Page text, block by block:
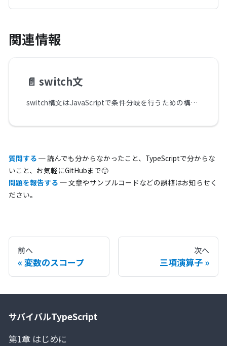
関連情報
📄️ switch文
switch構文はJavaScriptで条件分岐を行うための構文です。
質問する ─ 読んでも分からなかったこと、TypeScriptで分からな
いこと、お気軽にGitHubまで🙂
問題を報告する ─ 文章やサンプルコードなどの誤植はお知らせく
ださい。
前へ
変数のスコープ
次へ
三項演算子
サバイバルTypeScript
第1章 はじめに